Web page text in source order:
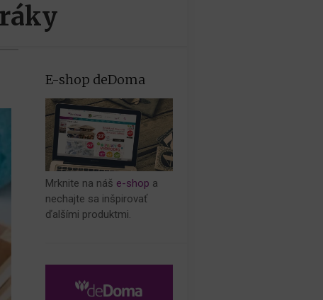
E-shop deDoma
Mrknite na náš e-shop a
nechajte sa inšpirovať
ďalšími produktmi.